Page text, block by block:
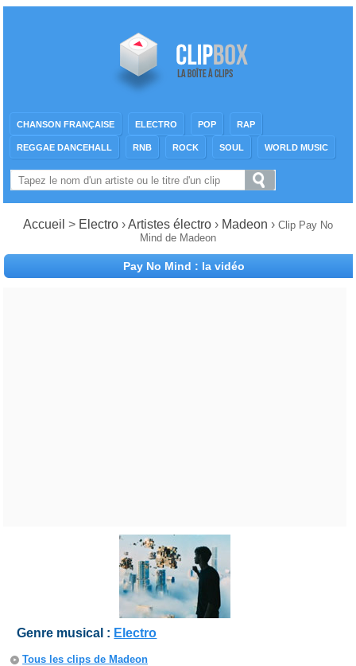
CHANSON FRANÇAISE ELECTRO POP RAP
REGGAE DANCEHALL RNB ROCK SOUL WORLD MUSIC
Accueil > Electro ›Artistes électro › Madeon › Clip Pay No
Mind de Madeon
Pay No Mind : la vidéo
Genre musical : Electro
Tous les clips de Madeon